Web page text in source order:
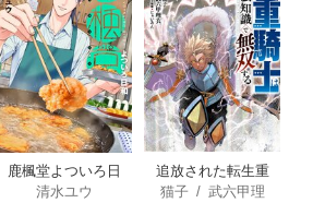
鹿楓堂よついろ日
和
清水ユウ
追放された転生重
騎士はゲーム知識
猫子/ 武六甲理